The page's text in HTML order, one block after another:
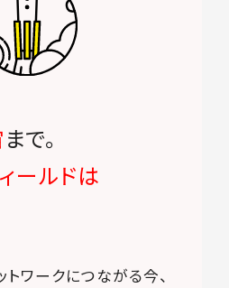
まで。
ールドは
ワークにつながる今、